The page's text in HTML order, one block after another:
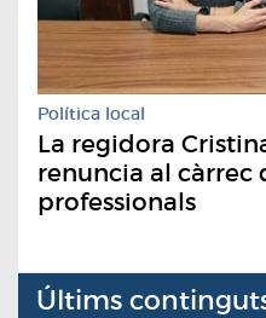
Política local
La regidora
renuncia al
professionals
Últims